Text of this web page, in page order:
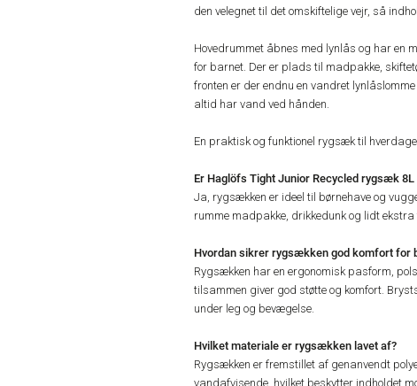
den velegnet til det omskiftelige vejr, så
Hovedrummet åbnes med lynlås og har en
for barnet. Der er plads til madpakke,
fronten er der endnu en vandret
altid har vand ved hånden.
En praktisk og funktionel rygsæk til
Er Haglöfs Tight Junior Recycled rygsæk
Ja, rygsækken er ideel til børnehave og
rumme madpakke, drikkedunk og lidt
Hvordan sikrer rygsækken god komfort for
Rygsækken har en ergonomisk pasform,
tilsammen giver god støtte og komfort.
under leg og bevægelse.
Hvilket materiale er rygsækken lavet af?
Rygsækken er fremstillet af genanvendt
vandafvisende, hvilket beskytter indholdet